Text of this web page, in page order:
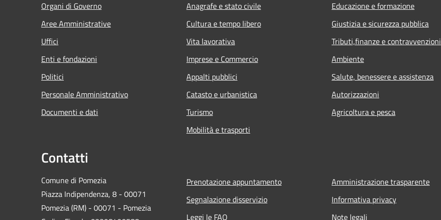
Organi di Governo
Aree Amministrative
Uffici
Enti e fondazioni
Politici
Personale Amministrativo
Documenti e dati
Anagrafe e stato civile
Cultura e tempo libero
Vita lavorativa
Imprese e Commercio
Appalti pubblici
Catasto e urbanistica
Turismo
Mobilità e trasporti
Educazione e formazione
Giustizia e sicurezza pubblica
Tributi,finanze e contravvenzioni
Ambiente
Salute, benessere e assistenza
Autorizzazioni
Agricoltura e pesca
Contatti
Comune di Pomezia
Piazza Indipendenza, 8 - 00071
Pomezia (RM) - 00071 - Pomezia
Prenotazione appuntamento
Segnalazione disservizio
Leggi le FAQ
Amministrazione trasparente
Informativa privacy
Note legali